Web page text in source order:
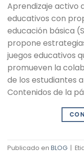
Aprendizaje activo
educativos con
educación básica
propone
juegos educativos
promueven la
de los estudiantes
Contenidos de la
Publicado en BLOG |